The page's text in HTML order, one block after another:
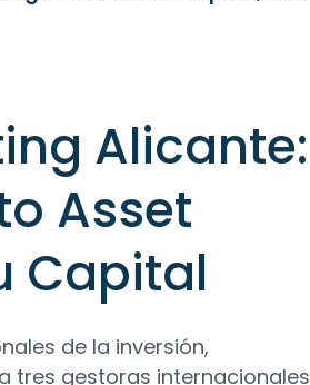
Alicante:
Asset
Capital
de la inversión,
tres gestoras internacionales